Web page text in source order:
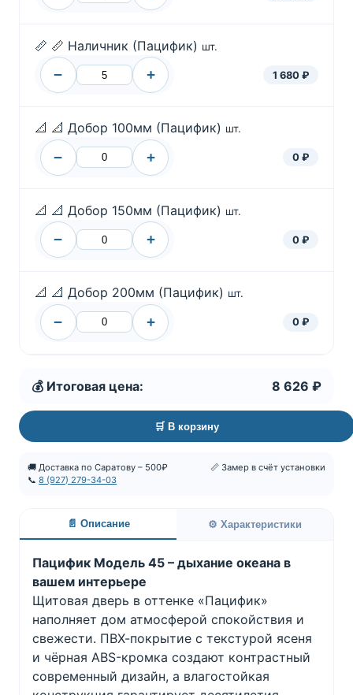
📏 📏 Наличник (Пацифик) шт.
− + 1 680 ₽
📐 📐 Добор 100мм (Пацифик) шт.
− + 0 ₽
📐 📐 Добор 150мм (Пацифик) шт.
− + 0 ₽
📐 📐 Добор 200мм (Пацифик) шт.
− + 0 ₽
💰 Итоговая цена: 8 626 ₽
🛒 В корзину
🚚 Доставка по Саратову – 500₽
📏 Замер в счёт установки
📞8 (927) 279-34-03
📄 Описание ⚙️ Характеристики
Пацифик Модель 45 – дыхание океана в
вашем интерьере
Щитовая дверь в оттенке «Пацифик»
наполняет дом атмосферой спокойствия и
свежести. ПВХ-покрытие с текстурой ясеня
и чёрная ABS-кромка создают контрастный
современный дизайн, а влагостойкая